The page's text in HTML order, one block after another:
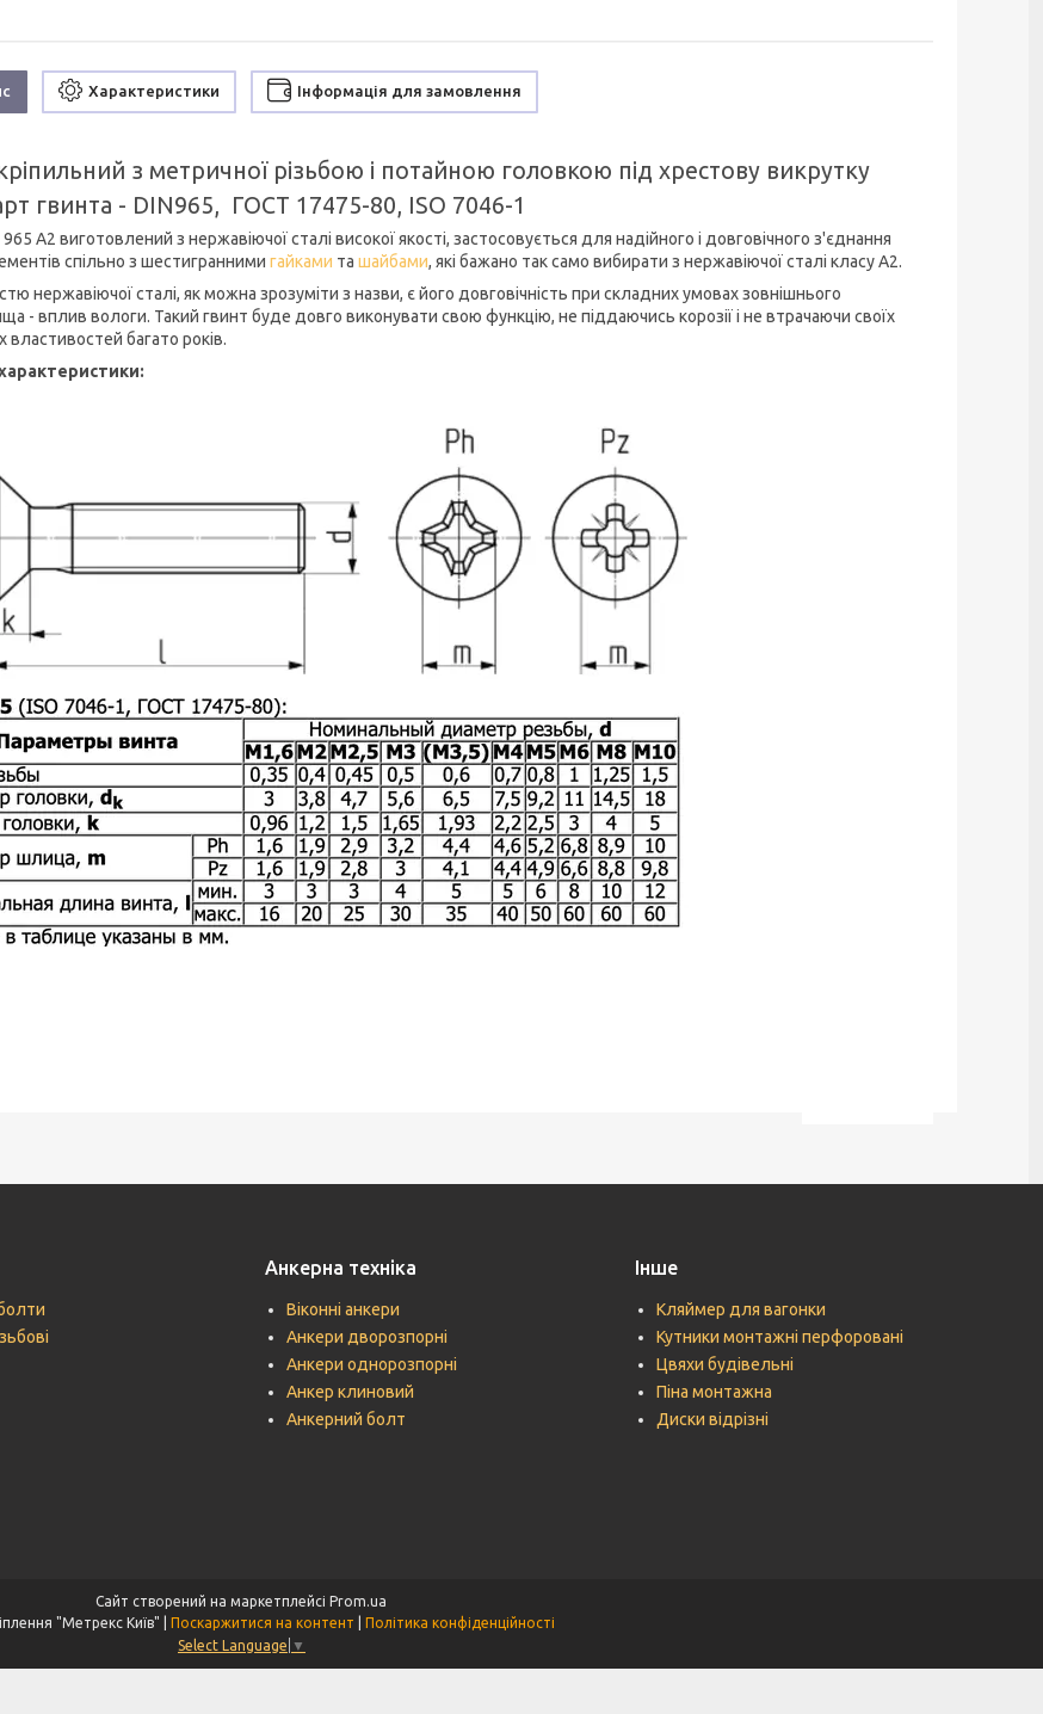
Характеристики Інформація для замовлення
з метричної різьбою і потайною головкою під хрестову викрутку
гвинта - DIN965, ГОСТ 17475-80, ISO 7046-1
А2 виготовлений з нержавіючої сталі високої якості, застосовується для надійного і довговічного з'єднання
спільно з шестигранними гайками та шайбами, які бажано так само вибирати з нержавіючої сталі класу А2.
нержавіючої сталі, як можна зрозуміти з назви, є його довговічність при складних умовах зовнішнього
- вплив вологи. Такий гвинт буде довго виконувати свою функцію, не піддаючись корозії і не втрачаючи своїх
властивостей багато років.
характеристики:
Анкерна техніка
Віконні анкери
Анкери дворозпорні
Анкери однорозпорні
Анкер клиновий
Анкерний болт
Інше
Кляймер для вагонки
Кутники монтажні перфоровані
Цвяхи будівельні
Піна монтажна
Диски відрізні
Сайт створений на маркетплейсі Prom.ua
Поскаржитися на контент
Політика конфіденційності
Select Language ▼